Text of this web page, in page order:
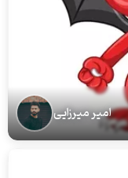
امیر میرزایی